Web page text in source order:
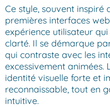
Ce style, souvent inspiré
premières interfaces
expérience utilisateur
clarté. Il se démarque
qui contraste avec les
excessivement animées.
identité visuelle forte et
reconnaissable, tout en
intuitive.